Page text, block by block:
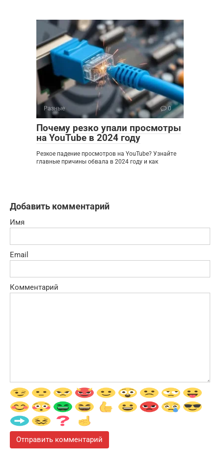
Разные 0
Почему резко упали просмотры
на YouTube в 2024 году
Резкое падение просмотров на YouTube? Узнайте
главные причины обвала в 2024 году и как
Добавить комментарий
Имя
Email
Комментарий